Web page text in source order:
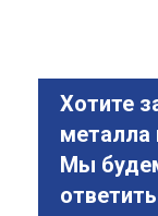
Хотите
металла
Мы